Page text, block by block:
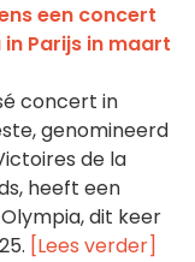
een concert
Parijs in maart
concert in
genomineerd
de la
heeft een
dit keer
[Lees verder]